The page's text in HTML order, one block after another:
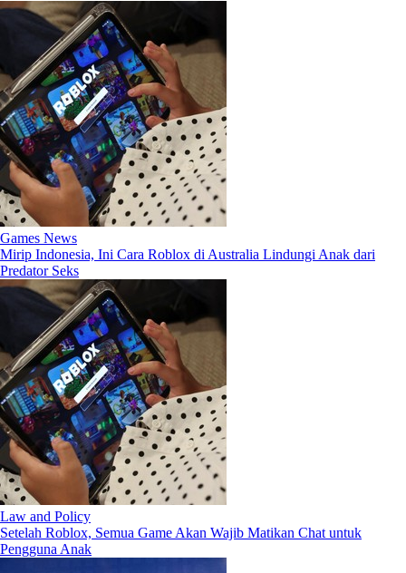
Games News
Mirip Indonesia, Ini Cara Roblox di Australia Lindungi Anak dari
Predator Seks
Law and Policy
Setelah Roblox, Semua Game Akan Wajib Matikan Chat untuk
Pengguna Anak